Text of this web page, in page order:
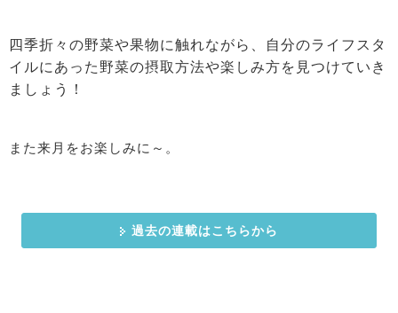
四季折々の野菜や果物に触れながら、自分のライフスタ
イルにあった野菜の摂取方法や楽しみ方を見つけていき
ましょう！
また来月をお楽しみに～。
過去の連載はこちらから